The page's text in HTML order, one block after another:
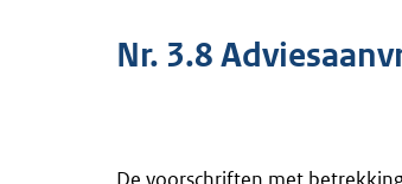
Nr. 3.8